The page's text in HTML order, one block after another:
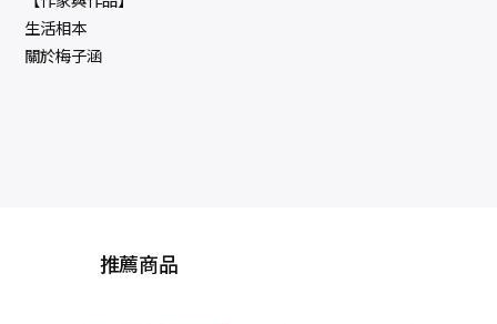
生活相本
關於梅子涵
推薦商品